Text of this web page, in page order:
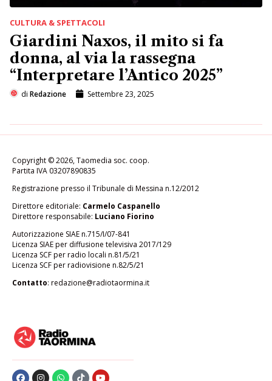
CULTURA & SPETTACOLI
Giardini Naxos, il mito si fa
donna, al via la rassegna
“Interpretare l’Antico 2025”
di Redazione Settembre 23, 2025
Copyright © 2026, Taomedia soc. coop.
Partita IVA 03207890835
Registrazione presso il Tribunale di Messina n.12/2012
Direttore editoriale: Carmelo Caspanello
Direttore responsabile: Luciano Fiorino
Autorizzazione SIAE n.715/I/07-841
Licenza SIAE per diffusione televisiva 2017/129
Licenza SCF per radio locali n.81/5/21
Licenza SCF per radiovisione n.82/5/21
Contatto: redazione@radiotaormina.it